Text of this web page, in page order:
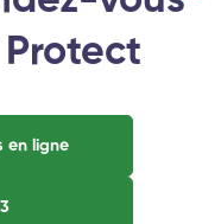
en ligne